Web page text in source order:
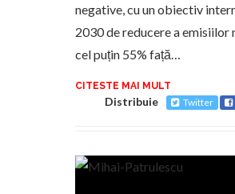
negative, cu un obiectiv
2030 de reducere a emisiilor
cel puțin 55% față…
CITESTE MAI MULT
Distribuie Twitter